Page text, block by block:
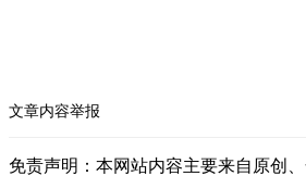
文章内容举报
免责声明：本网站内容主要来自原创